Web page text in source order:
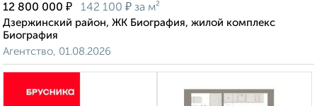
12 800 000 ₽ 142 100 ₽ за м²
Дзержинский район, ЖК Биография, жилой комплекс
Биография
Агентство, 01.08.2026